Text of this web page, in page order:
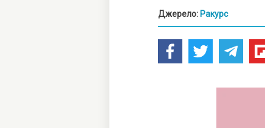
Джерело: Ракурс